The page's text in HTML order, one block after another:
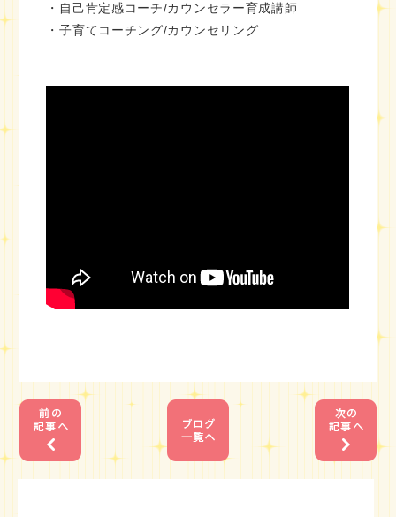
・自己肯定感コーチ/カウンセラー育成講師
・子育てコーチング/カウンセリング
1